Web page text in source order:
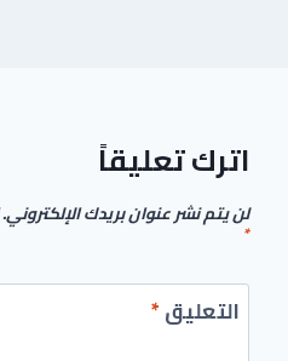
اترك تعليقاً
لن يتم نشر عنوان بريدك الإلكتروني.
*
التعليق*